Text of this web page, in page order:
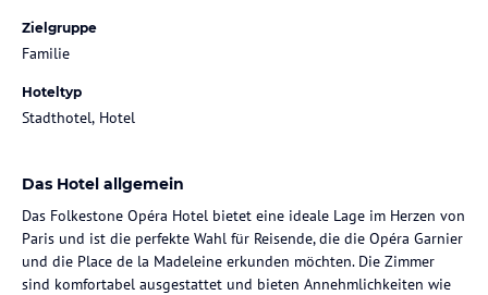
Zielgruppe
Familie
Hoteltyp
Stadthotel, Hotel
Das Hotel allgemein
Das Folkestone Opéra Hotel bietet eine ideale Lage im Herzen von
Paris und ist die perfekte Wahl für Reisende, die die Opéra Garnier
und die Place de la Madeleine erkunden möchten. Die Zimmer
sind komfortabel ausgestattet und bieten Annehmlichkeiten wie